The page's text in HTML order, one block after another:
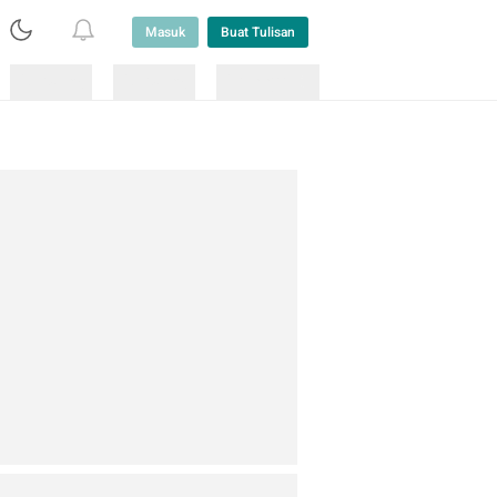
Masuk Buat Tulisan